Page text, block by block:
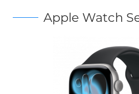
Акустика
Платний сервіс Apple
Apple Watch